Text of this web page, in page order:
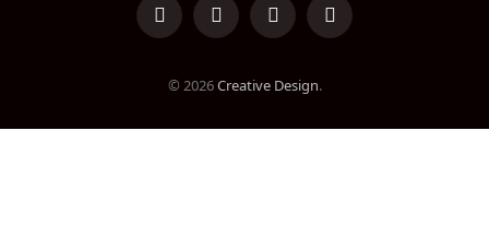
LinkedInFacebookInstagramTikTok
© 2026Creative Design.